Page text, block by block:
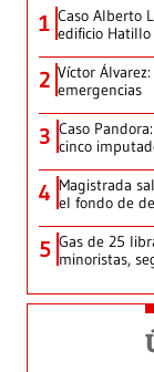
1 Caso Alberto
edificio Hatillo
2 Víctor
emergencias
3 Caso
cinco
4 Magistrada
el fondo de
5 Gas de 25
minoristas,